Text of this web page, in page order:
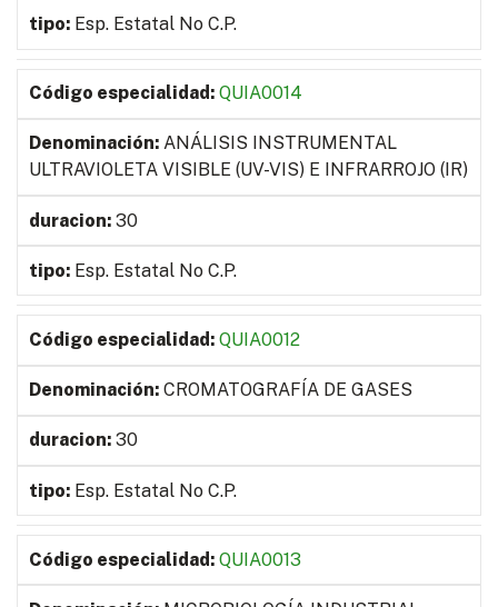
Esp. Estatal No C.P.
QUIA0014
ANÁLISIS INSTRUMENTAL
ULTRAVIOLETA VISIBLE (UV-VIS) E INFRARROJO (IR)
30
Esp. Estatal No C.P.
QUIA0012
CROMATOGRAFÍA DE GASES
30
Esp. Estatal No C.P.
QUIA0013